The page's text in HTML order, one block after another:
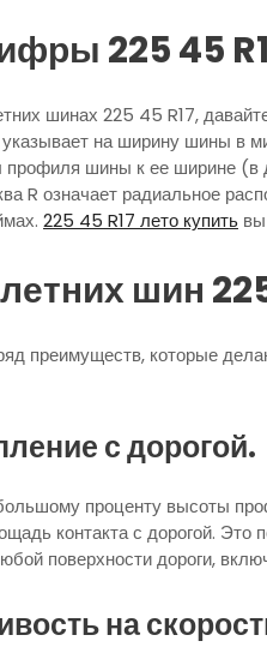
225 45
шинах 225 45 R17,
на ширину шины в
профиля шины к ее ширине (в
R означает радиальное
225 45 R17 лето купить
шин
преимуществ, которые
с дорогой.
проценту высоты
контакта с дорогой. Это
поверхности дороги,
на